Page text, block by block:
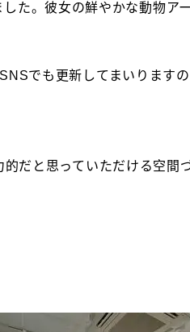
た。彼女の鮮やかな動物ア
でも更新してまいります
だと思っていただける空間